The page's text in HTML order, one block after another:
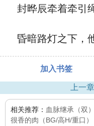
封晔辰牵着牵引
昏暗路灯之下，
加入书签
上一章
相关推荐： 血脉继承（双）
很香的肉（BG/高H/重口）